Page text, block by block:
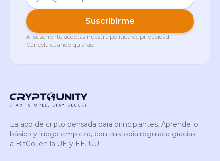
Suscribirme
Al suscribirte aceptas nuestra política de privacidad.
Cancela cuando quieras.
La app de cripto pensada para principiantes. Aprende lo
básico y luego empieza, con custodia regulada gracias
a BitGo, en la UE y EE. UU.